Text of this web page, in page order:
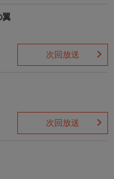
翼
次回放送
次回放送